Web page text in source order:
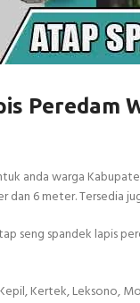
Peredam
anda warga
6 meter. Tersedia
seng spandek lapis
Kertek, Leksono,